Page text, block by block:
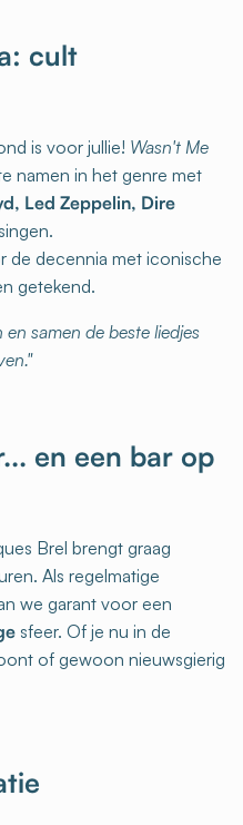
cult
is voor jullie! Wasn't Me
namen in het genre met
Led Zeppelin, Dire
de decennia met iconische
getekend.
samen de beste liedjes
en een bar op
Brel brengt graag
Als regelmatige
we garant voor een
sfeer. Of je nu in de
of gewoon nieuwsgierig